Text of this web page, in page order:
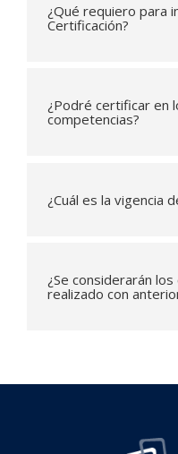
¿Qué requiero para
Certificación?
¿Podré certificar en
competencias?
¿Cuál es la vigencia
¿Se considerarán
realizado con